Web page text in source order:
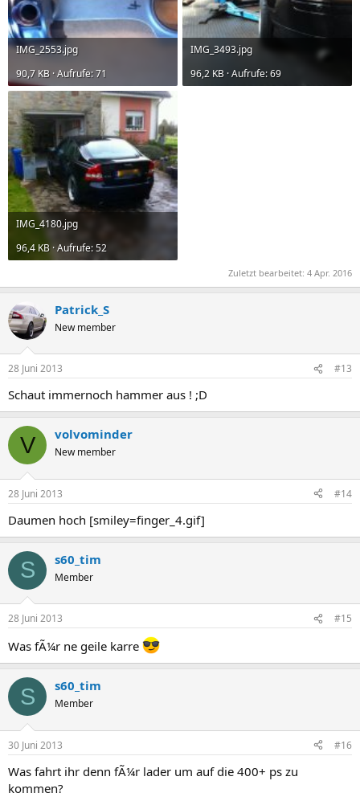
IMG_2553.jpg
90,7 KB · Aufrufe: 71
IMG_3493.jpg
96,2 KB · Aufrufe: 69
IMG_4180.jpg
96,4 KB · Aufrufe: 52
Zuletzt bearbeitet: 4 Apr. 2016
Patrick_S
New member
28 Juni 2013 #13
Schaut immernoch hammer aus ! ;D
V volvominder
New member
28 Juni 2013 #14
Daumen hoch [smiley=finger_4.gif]
S s60_tim
Member
28 Juni 2013 #15
Was fÃ¼r ne geile karre
S s60_tim
Member
30 Juni 2013 #16
Was fahrt ihr denn fÃ¼r lader um auf die 400+ ps zu
kommen?